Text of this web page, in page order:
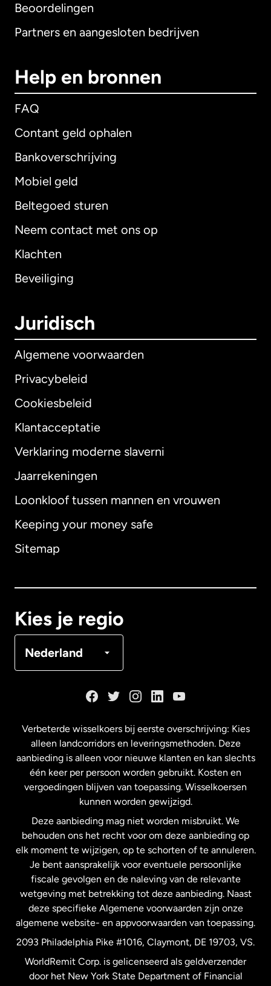
Beoordelingen
Partners en aangesloten bedrijven
Help en bronnen
FAQ
Contant geld ophalen
Bankoverschrijving
Mobiel geld
Beltegoed sturen
Neem contact met ons op
Klachten
Beveiliging
Juridisch
Algemene voorwaarden
Privacybeleid
Cookiesbeleid
Klantacceptatie
Verklaring moderne slaverni
Jaarrekeningen
Loonkloof tussen mannen en vrouwen
Keeping your money safe
Sitemap
Kies je regio
Nederland
Internationaal English
Australië
Maleisië
Nederland
Nieuw-Zeeland
Spanje
Verenigd Koninkrijk
Verenigde Staten English
Verenigde Staten Español
Verbeterde wisselkoers bij eerste overschrijving: Kies
alleen landcorridors en leveringsmethoden. Deze
aanbieding is alleen voor nieuwe klanten en kan slechts
één keer per persoon worden gebruikt. Kosten en
vergoedingen blijven van toepassing. Wisselkoersen
kunnen worden gewijzigd.
Deze aanbieding mag niet worden misbruikt. We
behouden ons het recht voor om deze aanbieding op
elk moment te wijzigen, op te schorten of te annuleren.
Je bent aansprakelijk voor eventuele persoonlijke
fiscale gevolgen en de naleving van de relevante
wetgeving met betrekking tot deze aanbieding. Naast
deze specifieke Algemene voorwaarden zijn onze
algemene website- en appvoorwaarden van toepassing.
2093 Philadelphia Pike #1016, Claymont, DE 19703, VS.
WorldRemit Corp. is gelicenseerd als geldverzender
door het New York State Department of Financial